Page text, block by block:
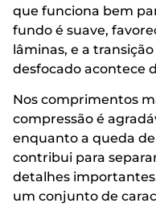
que funciona bem
fundo é suave,
lâminas, e a
desfocado acontece
Nos comprimentos
compressão é
enquanto a queda
contribui para
detalhes
um conjunto de